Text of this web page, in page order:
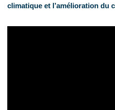
climatique et l’amélioration du